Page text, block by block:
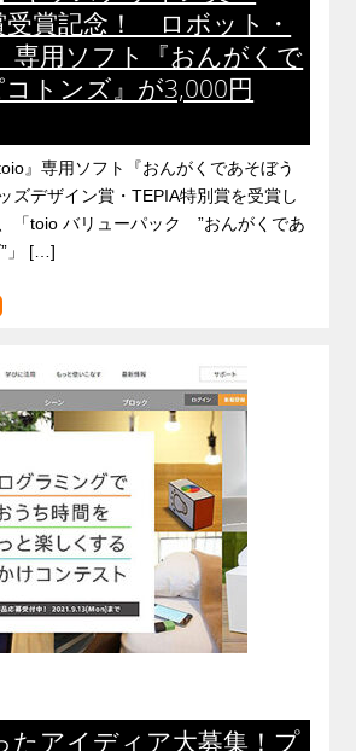
受賞記念！ ロボット・
専用ソフト『おんがくで
トンズ』が3,000円
』専用ソフト『おんがくであそぼう
ズデザイン賞・TEPIA特別賞を受賞し
「toio バリューパック ”おんがくであ
”」 […]
たアイディア大募集！プ